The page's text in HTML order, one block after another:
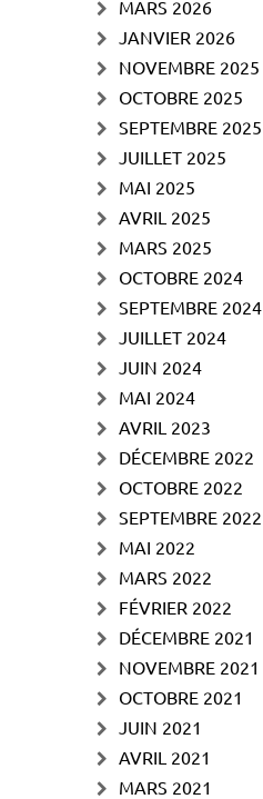
MARS 2026
JANVIER 2026
NOVEMBRE 2025
OCTOBRE 2025
SEPTEMBRE 2025
JUILLET 2025
MAI 2025
AVRIL 2025
MARS 2025
OCTOBRE 2024
SEPTEMBRE 2024
JUILLET 2024
JUIN 2024
MAI 2024
AVRIL 2023
DÉCEMBRE 2022
OCTOBRE 2022
SEPTEMBRE 2022
MAI 2022
MARS 2022
FÉVRIER 2022
DÉCEMBRE 2021
NOVEMBRE 2021
OCTOBRE 2021
JUIN 2021
AVRIL 2021
MARS 2021